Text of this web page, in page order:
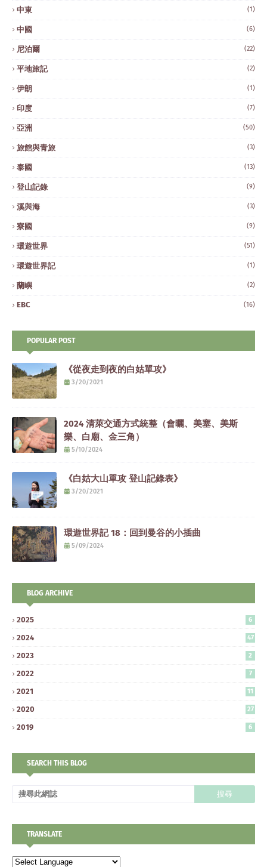
中東 (1)
中國 (6)
尼泊爾 (22)
平地旅記 (2)
伊朗 (1)
印度 (7)
亞洲 (50)
旅館與青旅 (3)
泰國 (13)
登山記錄 (9)
溪與海 (3)
寮國 (9)
環遊世界 (51)
環遊世界記 (1)
蘭嶼 (2)
EBC (16)
POPULAR POST
《從夜走到夜的白姑單攻》
3/20/2021
2024 清萊交通方式統整（會曬、美塞、美斯
樂、白廟、金三角）
5/10/2024
《白姑大山單攻 登山記錄表》
3/20/2021
環遊世界記 18：回到曼谷的小插曲
5/09/2024
BLOG ARCHIVE
2025 6
2024 47
2023 2
2022 7
2021 11
2020 27
2019 6
SEARCH THIS BLOG
TRANSLATE